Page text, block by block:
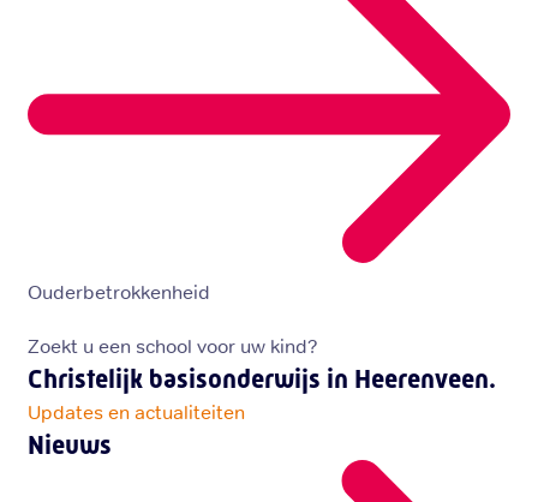
Ouderbetrokkenheid
Zoekt u een school voor uw kind?
Christelijk basisonderwijs in Heerenveen.
Updates en actualiteiten
Nieuws